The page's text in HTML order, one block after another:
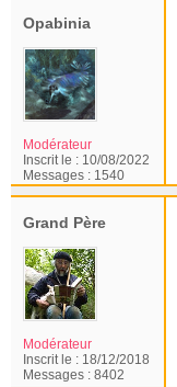
Opabinia
Modérateur
Inscrit le : 10/08/2022
Messages : 1540
Grand Père
Modérateur
Inscrit le : 18/12/2018
Messages : 8402